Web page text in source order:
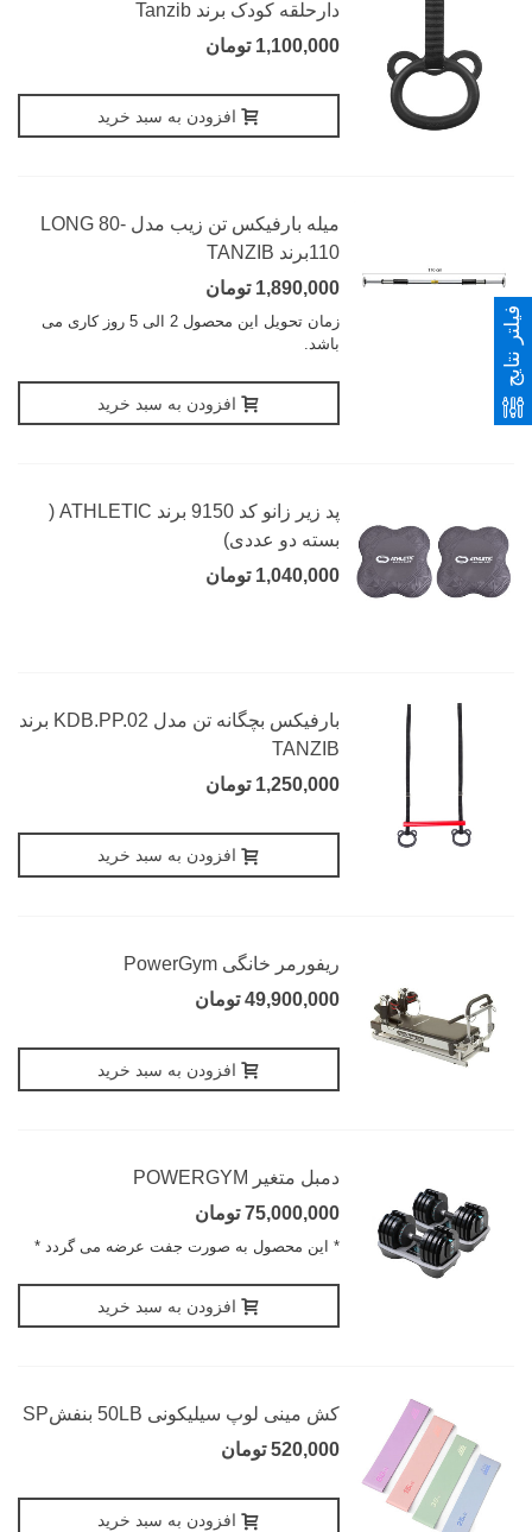
دارحلقه کودک برند Tanzib
1,100,000 تومان
افزودن به سبد خرید
میله بارفیکس تن زیب مدل LONG 80-
110برند TANZIB
1,890,000 تومان
زمان تحویل این محصول 2 الی 5 روز کاری می
باشد.
افزودن به سبد خرید
پد زیر زانو کد 9150 برند ATHLETIC (
بسته دو عددی)
1,040,000 تومان
بارفیکس بچگانه تن مدل KDB.PP.02 برند
TANZIB
1,250,000 تومان
افزودن به سبد خرید
ریفورمر خانگی PowerGym
49,900,000 تومان
افزودن به سبد خرید
دمبل متغیر POWERGYM
75,000,000 تومان
* این محصول به صورت جفت عرضه می گردد *
افزودن به سبد خرید
کش مینی لوپ سیلیکونی 50LB بنفشSP
520,000 تومان
افزودن به سبد خرید
فیلتر نتایج